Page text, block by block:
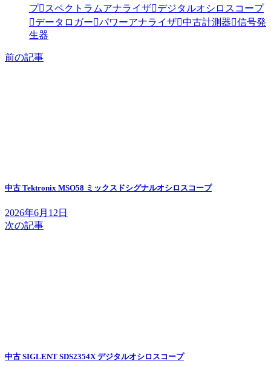
プ スペクトラムアナライザ
デジタルオシロスコープ
データロガー
パワーアナライザ 中古計測器
信号発
生器
前の記事
中古 Tektronix MSO58 ミックスドシグナルオシロスコープ
2026年6月12日
次の記事
中古 SIGLENT SDS2354X デジタルオシロスコープ